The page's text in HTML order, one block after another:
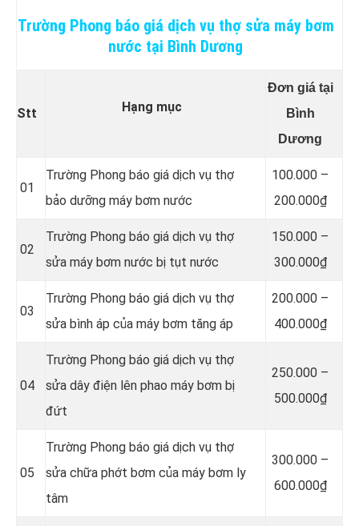
Trường Phong báo giá dịch vụ thợ sửa máy bơm
nước tại Bình Dương
Stt Hạng mục
Đơn giá tại
Bình
Dương
01
Trường Phong báo giá dịch vụ thợ
bảo dưỡng máy bơm nước
100.000 –
200.000₫
02
Trường Phong báo giá dịch vụ thợ
sửa máy bơm nước bị tụt nước
150.000 –
300.000₫
03
Trường Phong báo giá dịch vụ thợ
sửa bình áp của máy bơm tăng áp
200.000 –
400.000₫
04
Trường Phong báo giá dịch vụ thợ
sửa dây điện lên phao máy bơm bị
đứt
250.000 –
500.000₫
05
Trường Phong báo giá dịch vụ thợ
sửa chữa phớt bơm của máy bơm ly
tâm
300.000 –
600.000₫